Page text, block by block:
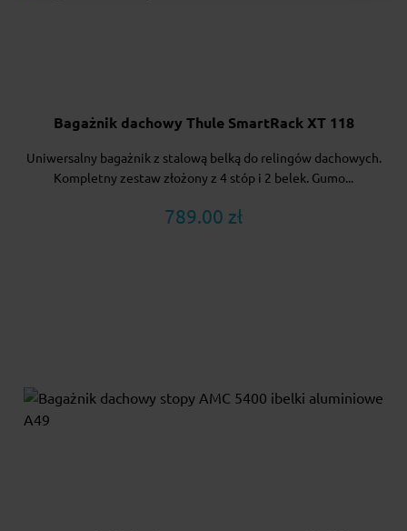
Bagażnik dachowy Thule SmartRack XT 118
Uniwersalny bagażnik z stalową belką do relingów dachowych.
Kompletny zestaw złożony z 4 stóp i 2 belek. Gumo...
789.00 zł